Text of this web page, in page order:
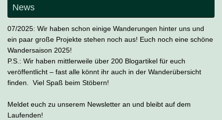
News
07/2025: Wir haben schon einige Wanderungen hinter uns und
ein paar große Projekte stehen noch aus! Euch noch eine schöne
Wandersaison 2025!
P.S.: Wir haben mittlerweile über 200 Blogartikel für euch
veröffentlicht – fast alle könnt ihr auch in der Wanderübersicht
finden. Viel Spaß beim Stöbern!
Meldet euch zu unserem Newsletter an und bleibt auf dem
Laufenden!